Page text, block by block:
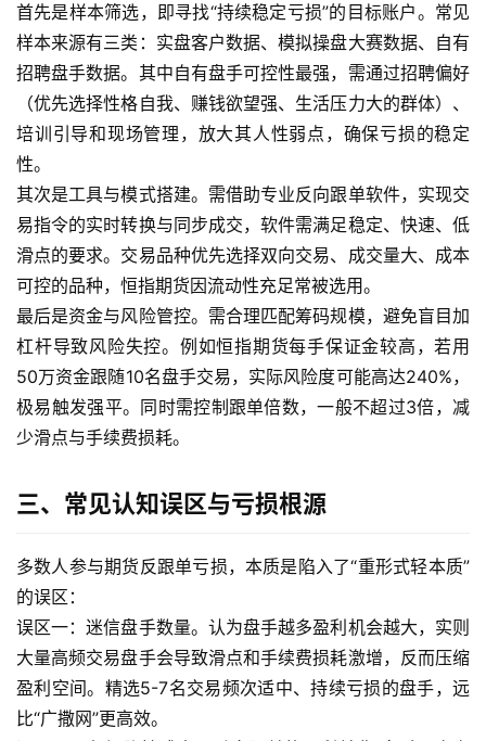
油
期
开
户
原
油
期
首先是样本筛选，即寻找“持续稳定亏损”的目标账户。常见
样本来源有三类：实盘客户数据、模拟操盘大赛数据、自有
招聘盘手数据。其中自有盘手可控性最强，需通过招聘偏好
（优先选择性格自我、赚钱欲望强、生活压力大的群体）、
培训引导和现场管理，放大其人性弱点，确保亏损的稳定
性。
其次是工具与模式搭建。需借助专业反向跟单软件，实现交
易指令的实时转换与同步成交，软件需满足稳定、快速、低
滑点的要求。交易品种优先选择双向交易、成交量大、成本
可控的品种，恒指期货因流动性充足常被选用。
最后是资金与风险管控。需合理匹配筹码规模，避免盲目加
杠杆导致风险失控。例如恒指期货每手保证金较高，若用
50万资金跟随10名盘手交易，实际风险度可能高达240%，
极易触发强平。同时需控制跟单倍数，一般不超过3倍，减
少滑点与手续费损耗。
三、常见认知误区与亏损根源
多数人参与期货反跟单亏损，本质是陷入了“重形式轻本质”
的误区：
误区一：迷信盘手数量。认为盘手越多盈利机会越大，实则
大量高频交易盘手会导致滑点和手续费损耗激增，反而压缩
盈利空间。精选5-7名交易频次适中、持续亏损的盘手，远
比“广撒网”更高效。